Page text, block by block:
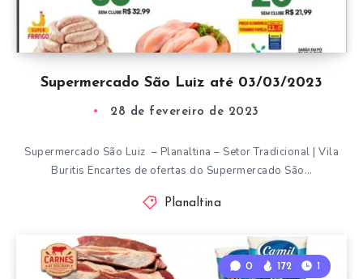
Supermercado São Luiz até 03/03/2023
28 de fevereiro de 2023
Supermercado São Luiz – Planaltina – Setor Tradicional | Vila
Buritis Encartes de ofertas do Supermercado São…
Planaltina
0 172 1